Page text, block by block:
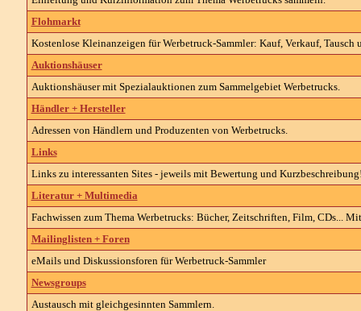
Flohmarkt
Kostenlose Kleinanzeigen für Werbetruck-Sammler: Kauf, Verkauf, Tausch
Auktionshäuser
Auktionshäuser mit Spezialauktionen zum Sammelgebiet Werbetrucks.
Händler + Hersteller
Adressen von Händlern und Produzenten von Werbetrucks.
Links
Links zu interessanten Sites - jeweils mit Bewertung und
Literatur + Multimedia
Fachwissen zum Thema Werbetrucks: Bücher, Zeitschriften, Film, CDs...
Mailinglisten + Foren
eMails und Diskussionsforen für Werbetruck-Sammler
Newsgroups
Austausch mit gleichgesinnten Sammlern.